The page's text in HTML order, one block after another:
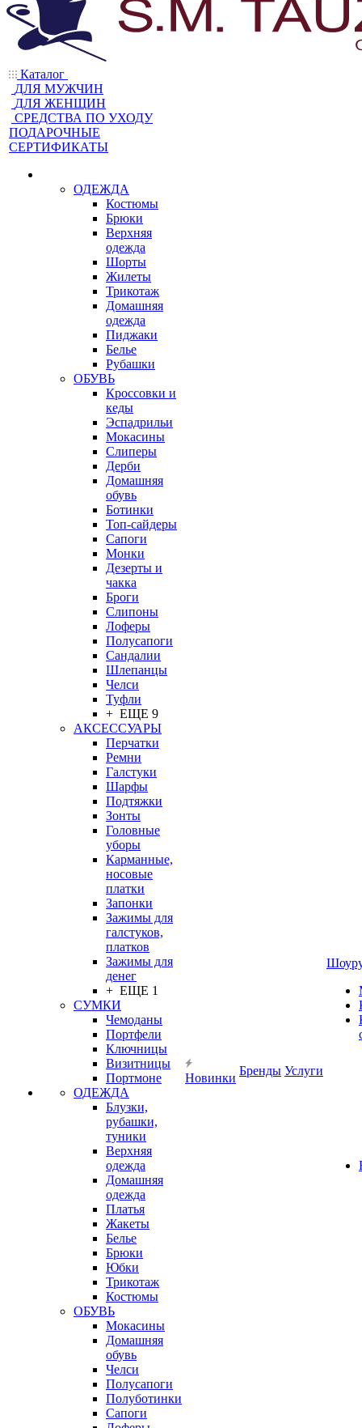
Каталог
ДЛЯ МУЖЧИН
ДЛЯ ЖЕНЩИН
CРЕДСТВА ПО УХОДУ
ПОДАРОЧНЫЕ
СЕРТИФИКАТЫ
ОДЕЖДА
Костюмы
Брюки
Верхняя
одежда
Шорты
Жилеты
Трикотаж
Домашняя
одежда
Пиджаки
Белье
Рубашки
ОБУВЬ
Кроссовки и
кеды
Эспадрильи
Мокасины
Слиперы
Дерби
Домашняя
обувь
Ботинки
Топ-сайдеры
Сапоги
Монки
Дезерты и
чакка
Броги
Слипоны
Лоферы
Полусапоги
Сандалии
Шлепанцы
Челси
Туфли
+ ЕЩЕ 9
АКСЕССУАРЫ
Перчатки
Ремни
Галстуки
Шарфы
Подтяжки
Зонты
Головные
уборы
Карманные,
носовые
платки
Запонки
Зажимы для
галстуков,
платков
Зажимы для
денег
+ ЕЩЕ 1
СУМКИ
Чемоданы
Портфели
Ключницы
Визитницы
Портмоне
ОДЕЖДА
Блузки,
рубашки,
туники
Верхняя
одежда
Домашняя
одежда
Платья
Жакеты
Белье
Брюки
Юбки
Трикотаж
Костюмы
ОБУВЬ
Мокасины
Домашняя
обувь
Челси
Полусапоги
Полуботинки
Сапоги
Новинки
Бренды Услуги